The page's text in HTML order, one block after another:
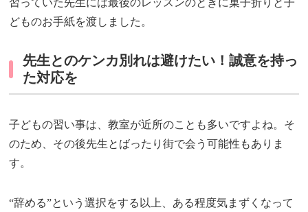
習っていた先生には最後のレッスンのときに菓子折りと子
どものお手紙を渡しました。
先生とのケンカ別れは避けたい！誠意を持っ
た対応を
子どもの習い事は、教室が近所のことも多いですよね。そ
のため、その後先生とばったり街で会う可能性もありま
す。
“辞める”という選択をする以上、ある程度気まずくなって